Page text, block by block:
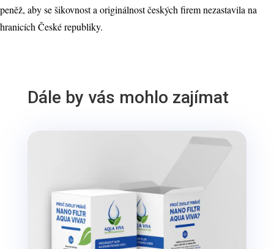
peněž, aby se šikovnost a originálnost českých firem nezastavila na
hranicích České republiky.
Dále by vás mohlo zajímat